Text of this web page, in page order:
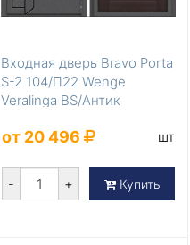
Входная дверь Bravo Porta
S-2 104/П22 Wenge
Veralinga BS/Антик
от 20 496 шт
- + Купить